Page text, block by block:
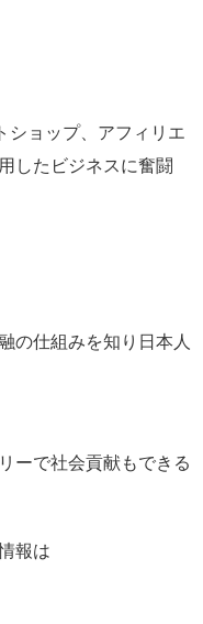
ショップ、アフィリエ
したビジネスに奮闘
の仕組みを知り日本人
ーで社会貢献もできる
報は